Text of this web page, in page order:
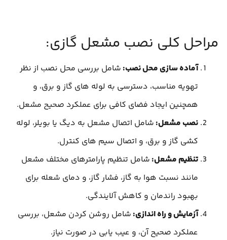
مراحل کلی نصب مشعل گازی:
آماده سازی محل نصب: شامل بررسی محل نصب از نظر
تهویه مناسب، دسترسی به لوله های گاز و برق، و
همچنین ایجاد فضای کافی برای عملکرد صحیح مشعل.
نصب مشعل: شامل اتصال مشعل به دیگ یا بویلر، لوله
کشی گاز و برق، و اتصال سیم های کنترل.
تنظیم مشعل: شامل تنظیم پارامترهای مختلف مشعل
مانند نسبت هوا به گاز، فشار گاز، و دمای شعله برای
بهبود راندمان و کاهش آلایندگی.
آزمایش و راه اندازی: شامل روشن کردن مشعل، بررسی
عملکرد صحیح آن، و عیب یابی در صورت نیاز.